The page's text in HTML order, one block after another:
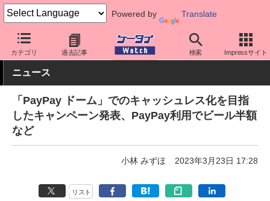
Powered by Translate
カテゴリ 過去記事 検索 Impressサイト
ケータイ Watch キャリア ソフトバンク アプリ・サービス
ニュース
「PayPay ドーム」でのキャッシュレス化を目指
したキャンペーン発表、PayPay利用でビール半額
など
小林 みずほ 2023年3月23日 17:28
リスト